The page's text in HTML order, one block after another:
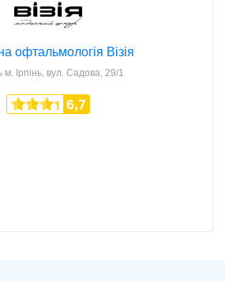
офтальмологія Візія
м. Ірпінь, вул. Садова, 29/1
6,7